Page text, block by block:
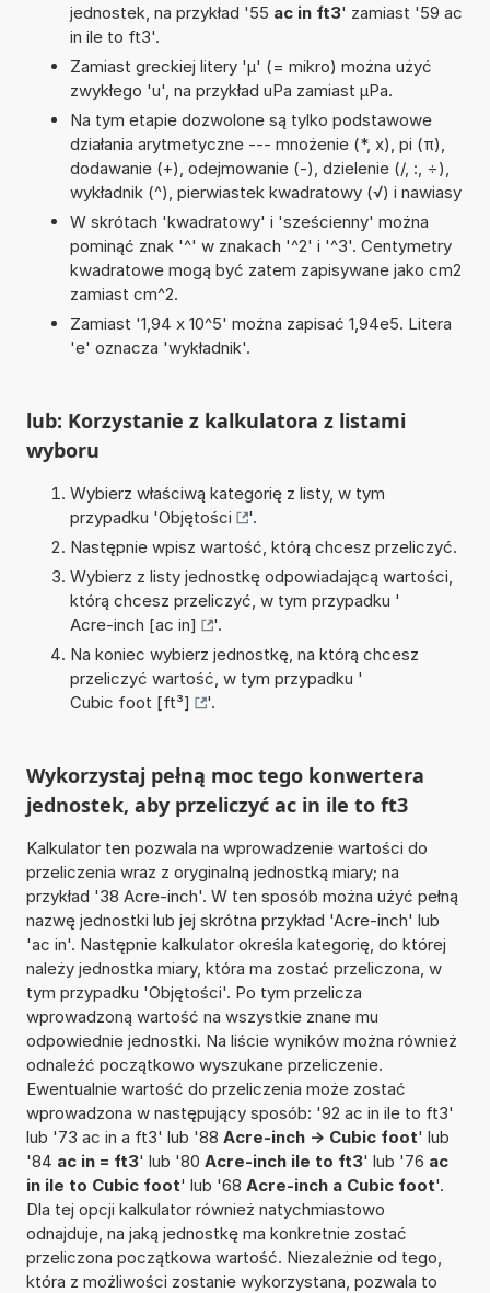
jednostek, na przykład '55 ac in ft3' zamiast '59 ac
in ile to ft3'.
Zamiast greckiej litery 'µ' (= mikro) można użyć
zwykłego 'u', na przykład uPa zamiast µPa.
Na tym etapie dozwolone są tylko podstawowe
działania arytmetyczne --- mnożenie (*, x), pi (π),
dodawanie (+), odejmowanie (-), dzielenie (/, :, ÷),
wykładnik (^), pierwiastek kwadratowy (√) i nawiasy
W skrótach 'kwadratowy' i 'sześcienny' można
pominąć znak '^' w znakach '^2' i '^3'. Centymetry
kwadratowe mogą być zatem zapisywane jako cm2
zamiast cm^2.
Zamiast '1,94 x 10^5' można zapisać 1,94e5. Litera
'e' oznacza 'wykładnik'.
lub: Korzystanie z kalkulatora z listami
wyboru
Wybierz właściwą kategorię z listy, w tym
przypadku 'Objętości
'.
Następnie wpisz wartość, którą chcesz przeliczyć.
Wybierz z listy jednostkę odpowiadającą wartości,
którą chcesz przeliczyć, w tym przypadku '
Acre-inch [ac in]
'.
Na koniec wybierz jednostkę, na którą chcesz
przeliczyć wartość, w tym przypadku '
Cubic foot [ft³]
'.
Wykorzystaj pełną moc tego konwertera
jednostek, aby przeliczyć ac in ile to ft3
Kalkulator ten pozwala na wprowadzenie wartości do
przeliczenia wraz z oryginalną jednostką miary; na
przykład '38 Acre-inch'. W ten sposób można użyć pełną
nazwę jednostki lub jej skrótna przykład 'Acre-inch' lub
'ac in'. Następnie kalkulator określa kategorię, do której
należy jednostka miary, która ma zostać przeliczona, w
tym przypadku 'Objętości'. Po tym przelicza
wprowadzoną wartość na wszystkie znane mu
odpowiednie jednostki. Na liście wyników można również
odnaleźć początkowo wyszukane przeliczenie.
Ewentualnie wartość do przeliczenia może zostać
wprowadzona w następujący sposób: '92 ac in ile to ft3'
lub '73 ac in a ft3' lub '88 Acre-inch -> Cubic foot' lub
'84 ac in = ft3' lub '80 Acre-inch ile to ft3' lub '76 ac
in ile to Cubic foot' lub '68 Acre-inch a Cubic foot'.
Dla tej opcji kalkulator również natychmiastowo
odnajduje, na jaką jednostkę ma konkretnie zostać
przeliczona początkowa wartość. Niezależnie od tego,
która z możliwości zostanie wykorzystana, pozwala to